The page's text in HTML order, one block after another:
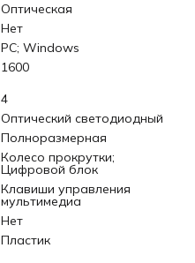
Оптическая
Нет
PC; Windows
1600
4
Оптический светодиодный
Полноразмерная
Колесо прокрутки;
Цифровой блок
Клавиши управления
мультимедиа
Нет
Пластик